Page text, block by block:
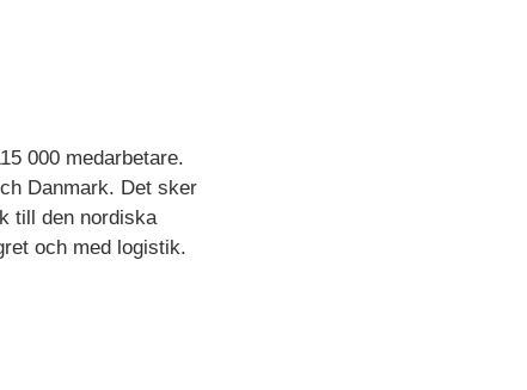
000 medarbetare.
Danmark. Det sker
till den nordiska
och med logistik.